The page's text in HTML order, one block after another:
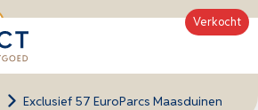
> Exclusief 57 EuroParcs Maasduinen
Verkocht